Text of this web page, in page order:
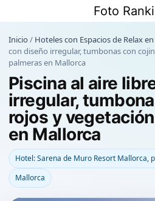
contenido
Foto
Inicio / Hoteles con Espacios de Relax
con diseño irregular, tumbonas con
palmeras en Mallorca
Piscina al aire
irregular,
rojos y
en Mallorca
Hotel: Sarena de Muro Resort Mallorca,
Mallorca